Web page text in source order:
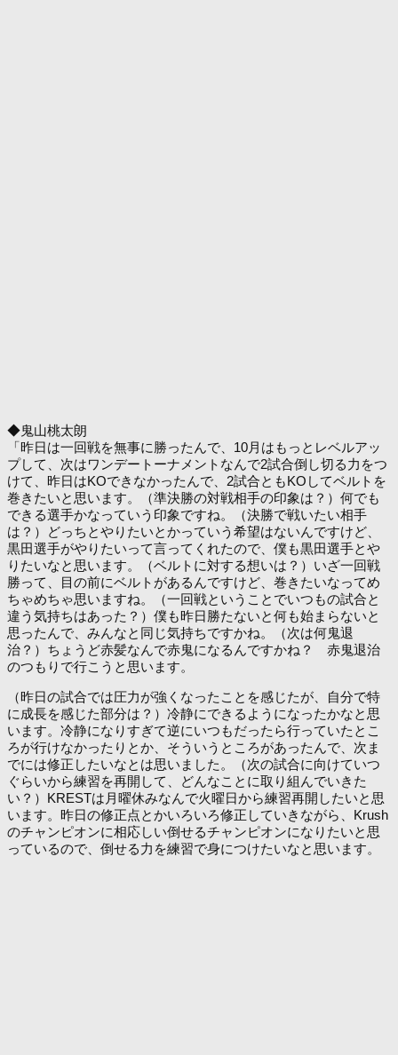
◆鬼山桃太朗
「昨日は一回戦を無事に勝ったんで、10月はもっとレベルアッ
プして、次はワンデートーナメントなんで2試合倒し切る力をつ
けて、昨日はKOできなかったんで、2試合ともKOしてベルトを
巻きたいと思います。（準決勝の対戦相手の印象は？）何でも
できる選手かなっていう印象ですね。（決勝で戦いたい相手
は？）どっちとやりたいとかっていう希望はないんですけど、
黒田選手がやりたいって言ってくれたので、僕も黒田選手とや
りたいなと思います。（ベルトに対する想いは？）いざ一回戦
勝って、目の前にベルトがあるんですけど、巻きたいなってめ
ちゃめちゃ思いますね。（一回戦ということでいつもの試合と
違う気持ちはあった？）僕も昨日勝たないと何も始まらないと
思ったんで、みんなと同じ気持ちですかね。（次は何鬼退
治？）ちょうど赤髪なんで赤鬼になるんですかね？ 赤鬼退治
のつもりで行こうと思います。
（昨日の試合では圧力が強くなったことを感じたが、自分で特
に成長を感じた部分は？）冷静にできるようになったかなと思
います。冷静になりすぎて逆にいつもだったら行っていたとこ
ろが行けなかったりとか、そういうところがあったんで、次ま
でには修正したいなとは思いました。（次の試合に向けていつ
ぐらいから練習を再開して、どんなことに取り組んでいきた
い？）KRESTは月曜休みなんで火曜日から練習再開したいと思
います。昨日の修正点とかいろいろ修正していきながら、Krush
のチャンピオンに相応しい倒せるチャンピオンになりたいと思
っているので、倒せる力を練習で身につけたいなと思います。